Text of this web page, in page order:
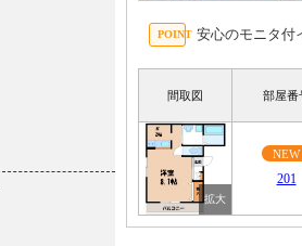
安心のモニタ付
間取図 部屋番
NEW
201